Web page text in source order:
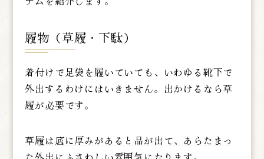
履物（草履・下駄）
着付けで足袋を履いていても、いわゆる靴下で
外出するわけにはいきません。出かけるなら草
履が必要です。
草履は底に厚みがあると品が出て、あらたまっ